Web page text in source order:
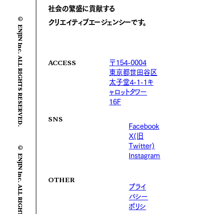
© ENJIN Inc. ALL RIGHTS RESERVED.
© ENJIN Inc. ALL RIGHTS RESERVED.
社会の繁盛に貢献する
クリエイティブエージェンシーです。
ACCESS
〒154-0004
東京都世田谷区
太子堂4-1-1キ
ャロットタワー
16F
SNS
Facebook
X(旧
Twitter)
Instagram
OTHER
プライ
バシー
ポリシ